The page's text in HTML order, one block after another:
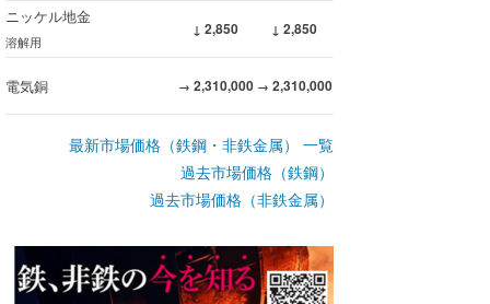
ニッケル地金
溶解用
↓ 2,850 ↓ 2,850
電気銅 → 2,310,000 → 2,310,000
最新市場価格（鉄鋼・非鉄金属） 一覧
過去市場価格（鉄鋼）
過去市場価格（非鉄金属）